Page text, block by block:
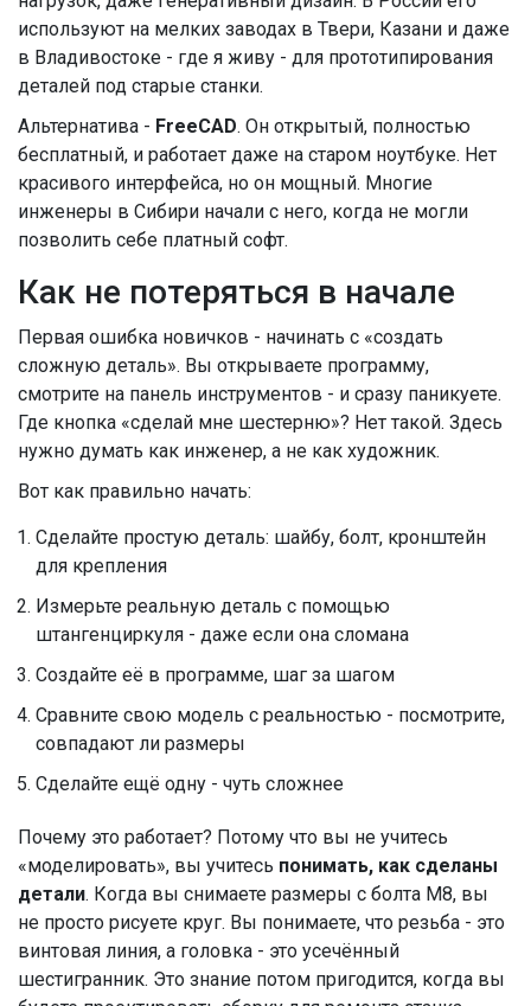
используют на мелких заводах в Твери, Казани и даже
в Владивостоке - где я живу - для прототипирования
деталей под старые станки.
Альтернатива - FreeCAD. Он открытый, полностью
бесплатный, и работает даже на старом ноутбуке. Нет
красивого интерфейса, но он мощный. Многие
инженеры в Сибири начали с него, когда не могли
позволить себе платный софт.
Как не потеряться в начале
Первая ошибка новичков - начинать с «создать
сложную деталь». Вы открываете программу,
смотрите на панель инструментов - и сразу паникуете.
Где кнопка «сделай мне шестерню»? Нет такой. Здесь
нужно думать как инженер, а не как художник.
Вот как правильно начать:
Сделайте простую деталь: шайбу, болт, кронштейн
для крепления
Измерьте реальную деталь с помощью
штангенциркуля - даже если она сломана
Создайте её в программе, шаг за шагом
Сравните свою модель с реальностью - посмотрите,
совпадают ли размеры
Сделайте ещё одну - чуть сложнее
Почему это работает? Потому что вы не учитесь
«моделировать», вы учитесь понимать, как сделаны
детали. Когда вы снимаете размеры с болта M8, вы
не просто рисуете круг. Вы понимаете, что резьба - это
винтовая линия, а головка - это усечённый
шестигранник. Это знание потом пригодится, когда вы